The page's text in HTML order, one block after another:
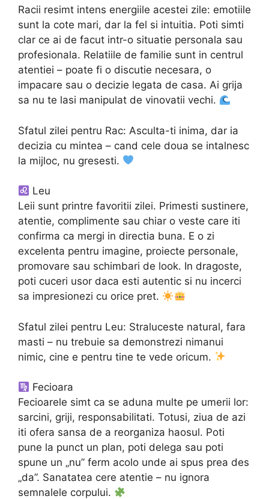
Racii resimt intens energiile acestei zile: emotiile
sunt la cote mari, dar la fel si intuitia. Poti simti
clar ce ai de facut intr-o situatie personala sau
profesionala. Relatiile de familie sunt in centrul
atentiei – poate fi o discutie necesara, o
impacare sau o decizie legata de casa. Ai grija
sa nu te lasi manipulat de vinovatii vechi.
Sfatul zilei pentru Rac: Asculta-ti inima, dar ia
decizia cu mintea – cand cele doua se intalnesc
la mijloc, nu gresesti.
Leu
Leii sunt printre favoritii zilei. Primesti sustinere,
atentie, complimente sau chiar o veste care iti
confirma ca mergi in directia buna. E o zi
excelenta pentru imagine, proiecte personale,
promovare sau schimbari de look. In dragoste,
poti cuceri usor daca esti autentic si nu incerci
sa impresionezi cu orice pret.
Sfatul zilei pentru Leu: Straluceste natural, fara
masti – nu trebuie sa demonstrezi nimanui
nimic, cine e pentru tine te vede oricum.
Fecioara
Fecioarele simt ca se aduna multe pe umerii lor:
sarcini, griji, responsabilitati. Totusi, ziua de azi
iti ofera sansa de a reorganiza haosul. Poti
pune la punct un plan, poti delega sau poti
spune un „nu” ferm acolo unde ai spus prea des
„da”. Sanatatea cere atentie – nu ignora
semnalele corpului.